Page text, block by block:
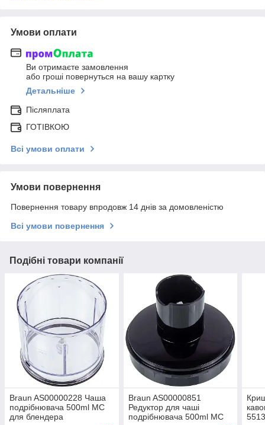
Умови оплати
Ви отримаєте замовлення
або гроші повернуться на вашу картку
Детальніше
Післяплата
ГОТІВКОЮ
Всі умови оплати
Умови повернення
Повернення товару впродовж 14 днів за домовленістю
Всі умови повернення
Подібні товари компанії
Braun AS00000228 Чаша
подрібнювача 500ml MC
для блендера
Braun AS00000851
Редуктор для чаші
подрібнювача 500ml MC